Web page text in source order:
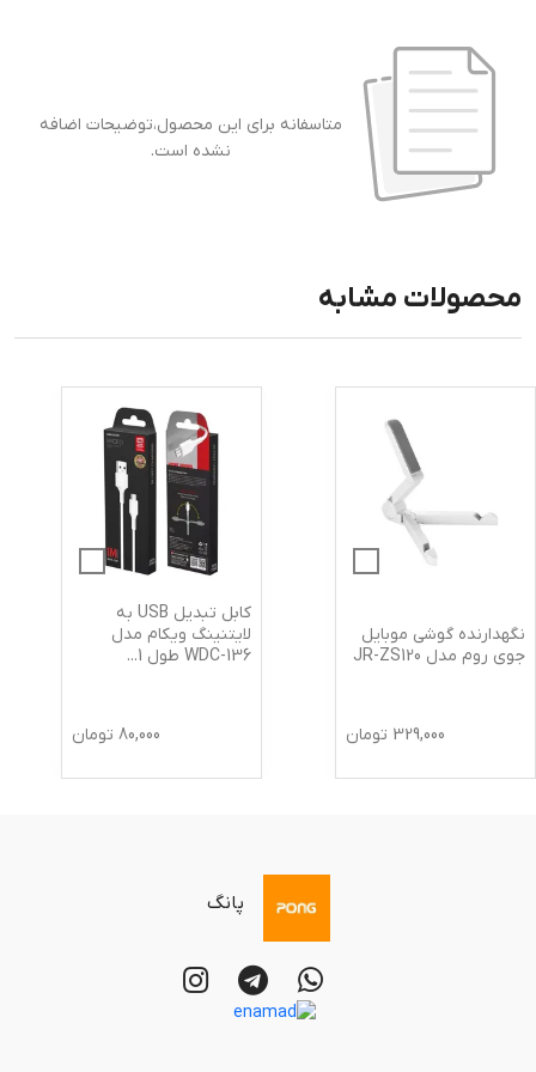
متاسفانه برای این محصول،توضیحات اضافه
نشده است.
محصولات مشابه
نگهدارنده گوشی موبایل
جوی روم مدل JR-ZS120
329,000 تومان
کابل تبدیل USB به
لایتنینگ ویکام مدل
WDC-136 طول 1
...
80,000 تومان
پانگ